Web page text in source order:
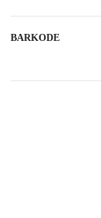
BARKODE